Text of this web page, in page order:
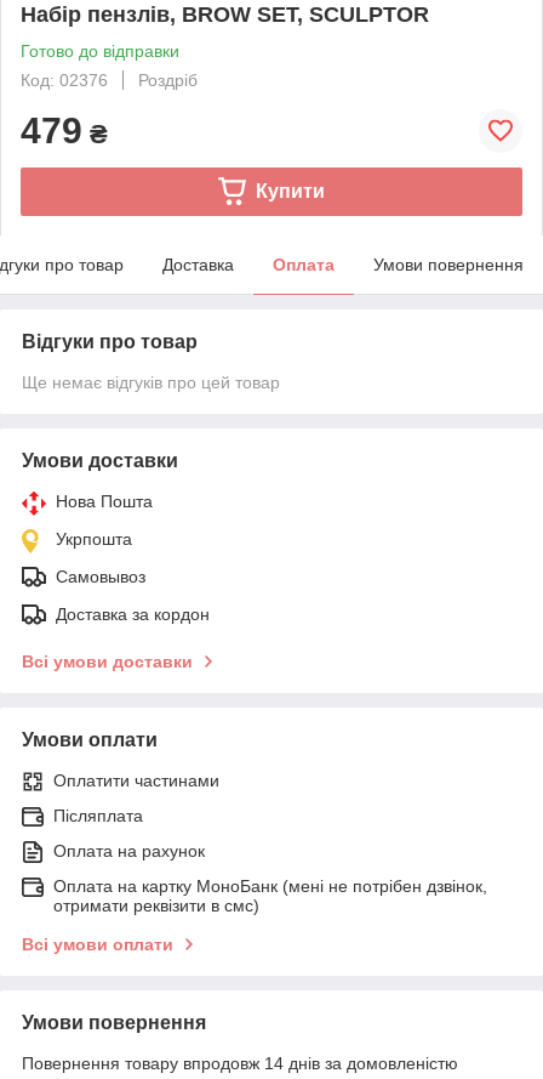
Набір пензлів, BROW SET, SCULPTOR
Готово до відправки
Код: 02376
Роздріб
479 ₴
Купити
про товар Доставка Оплата Умови повернення
Відгуки про товар
Ще немає відгуків про цей товар
Умови доставки
Нова Пошта
Укрпошта
Самовывоз
Доставка за кордон
Всі умови доставки
Умови оплати
Оплатити частинами
Післяплата
Оплата на рахунок
Оплата на картку МоноБанк (мені не потрібен дзвінок,
отримати реквізити в смс)
Всі умови оплати
Умови повернення
Повернення товару впродовж 14 днів за домовленістю